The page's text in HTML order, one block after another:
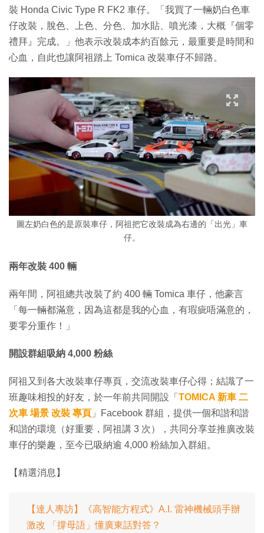
裝 Honda Civic Type R FK2 車仔。「我買了一輛奶白色車
仔改裝，脫色、上色、分色、加水貼、噴光漆，大概『個零
禮拜』完成。」他表示改裝成本約百餘元，最重要是時間和
心血，自此也讓阿祖踏上 Tomica 改裝車仔不歸路。
圖左奶白色的是原裝車仔，阿祖把它改裝成為右邊的「出光」車
仔。
兩年改裝 400 輛
兩年間，阿祖總共改裝了約 400 輛 Tomica 車仔，他豪言
「每一輛都滿意，因為這都是我的心血，有瑕疵唔滿意的，
要零分重作！」
開設群組吸納 4,000 粉絲
阿祖又到各大改裝車仔專頁，交流改裝車仔心得；結識了一
班趣味相投的好友，於一年前共同開設「 TOMICA 新車 二
次車 場景 改裝 專頁 」Facebook 群組，提供一個和諧和諧
和諧的環境（好重要，阿祖講 3 次），共同分享並推廣改裝
車仔的樂趣，至今已吸納逾 4,000 粉絲加入群組。
【精選消息】
【達人專訪】《高智能方程式》A.I. 雷神機械頭手辦
激改 「撐母語」懂廣東話對答？